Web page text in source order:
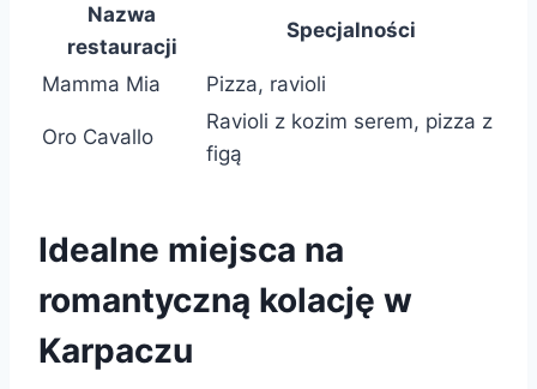
Nazwa
restauracji
Specjalności
Mamma Mia Pizza, ravioli
Oro Cavallo
Ravioli z kozim serem, pizza z
figą
Idealne miejsca na
romantyczną kolację w
Karpaczu